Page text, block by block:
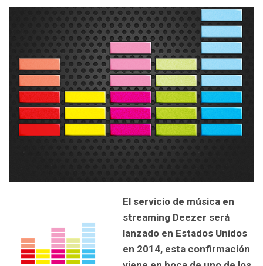
El servicio de música en
streaming Deezer será
lanzado en Estados Unidos
en 2014, esta confirmación